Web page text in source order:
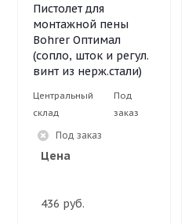
Пистолет для
монтажной пены
Bohrer Оптимал
(сопло, шток и регул.
винт из нерж.стали)
Центральный
склад
Под
заказ
Под заказ
Цена
436 руб.